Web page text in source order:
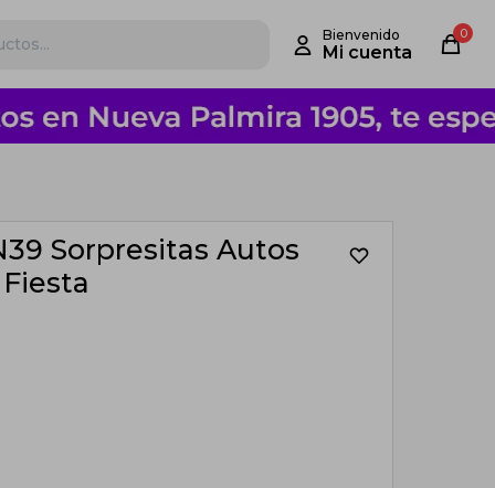
0
Sorpresitas Autos